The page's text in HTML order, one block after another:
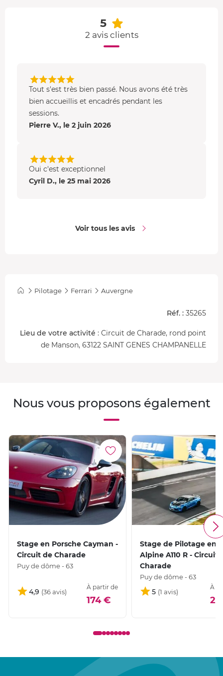
5
2 avis clients
Tout s'est très bien passé. Nous avons été très
bien accueillis et encadrés pendant les
sessions.
Pierre V., le 2 juin 2026
Oui c'est exceptionnel
Cyril D., le 25 mai 2026
Voir tous les avis
Pilotage Ferrari Auvergne
Réf. : 35265
Lieu de votre activité : Circuit de Charade, rond point
de Manson, 63122 SAINT GENES CHAMPANELLE
Nous vous proposons également
Stage en Porsche Cayman -
Circuit de Charade
Puy de dôme - 63
4,9
À partir de
174 €
Stage de Pilotage en
Alpine A110 R - Circuit
Charade
Puy de dôme - 63
5
À